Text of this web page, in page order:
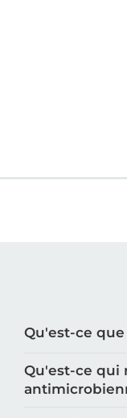
Qu'est-ce
Qu'est-ce qui